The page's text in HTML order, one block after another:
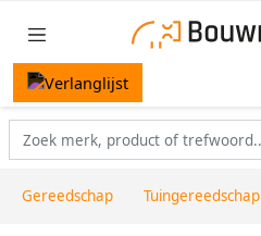
Gereedschap Tuingereedschap